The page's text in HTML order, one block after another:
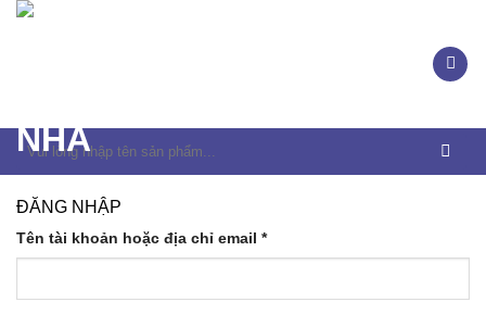
Skip
Tìm
ĐĂNG NHẬP
Tên tài khoản hoặc địa chỉ email *